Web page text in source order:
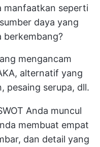
manfaatkan seperti
daya yang
berkembang?
mengancam
alternatif yang
pesaing serupa, dll.
Anda muncul
membuat empat
dan detail yang